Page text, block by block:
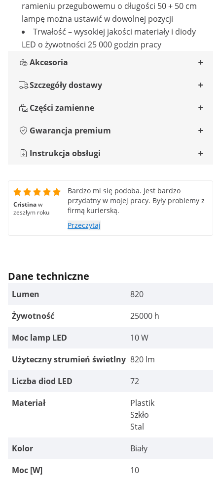
ramieniu przegubowemu o długości 50 + 50 cm
lampę można ustawić w dowolnej pozycji
Trwałość – wysokiej jakości materiały i diody
LED o żywotności 25 000 godzin pracy
Akcesoria
Szczegóły dostawy
Części zamienne
Gwarancja premium
Instrukcja obsługi
Cristinaw
zeszłym roku
Bardzo mi się podoba. Jest bardzo
przydatny w mojej pracy. Były problemy z
firmą kurierską.
Przeczytaj
Dane techniczne
Lumen
820
Żywotność
25000 h
Moc lamp LED
10 W
Użyteczny strumień świetlny 820 lm
Liczba diod LED
72
Materiał
Plastik
Szkło
Stal
Kolor
Biały
Moc [W]
10